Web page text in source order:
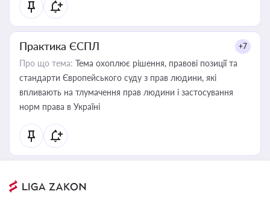
Практика ЄСПЛ +7
Про що тема: Тема охоплює рішення, правові позиції та
стандарти Європейського суду з прав людини, які
впливають на тлумачення прав людини і застосування
норм права в Україні